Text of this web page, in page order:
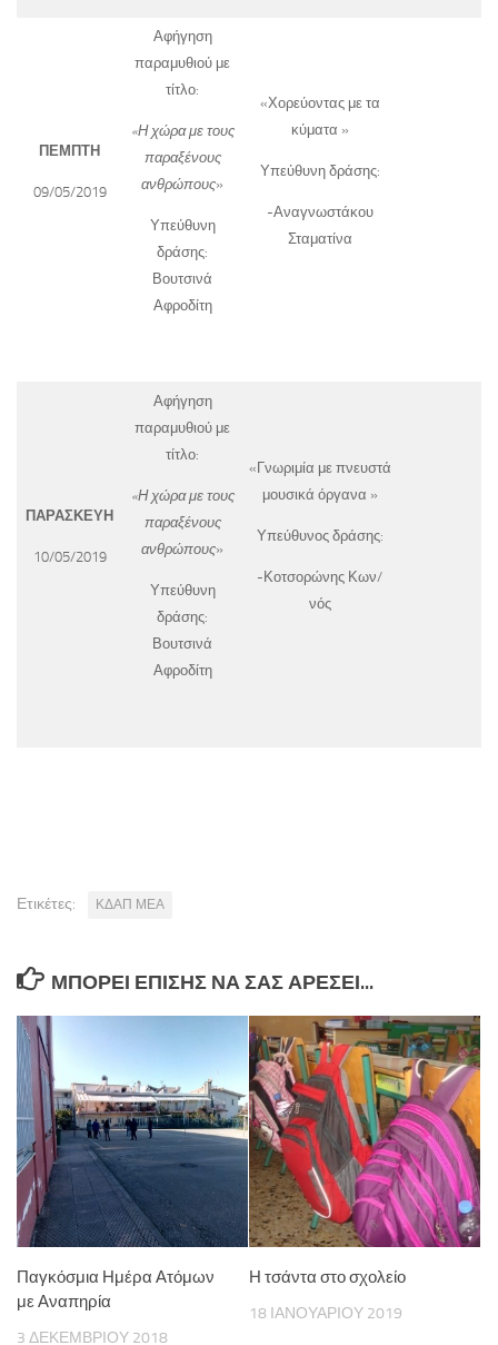
ΠΕΜΠΤΗ
09/05/2019
Αφήγηση
παραμυθιού με
τίτλο:
«Η χώρα με τους
παραξένους
ανθρώπους»
Υπεύθυνη
δράσης:
Βουτσινά
Αφροδίτη
«Χορεύοντας με τα
κύματα »
Υπεύθυνη δράσης:
-Αναγνωστάκου
Σταματίνα
ΠΑΡΑΣΚΕΥΗ
10/05/2019
Αφήγηση
παραμυθιού με
τίτλο:
«Η χώρα με τους
παραξένους
ανθρώπους»
Υπεύθυνη
δράσης:
Βουτσινά
Αφροδίτη
«Γνωριμία με πνευστά
μουσικά όργανα »
Υπεύθυνος δράσης:
-Κοτσορώνης Κων/
νός
Ετικέτες: ΚΔΑΠ ΜΕΑ
ΜΠΟΡΕΊ ΕΠΊΣΗΣ ΝΑ ΣΑΣ ΑΡΈΣΕΙ...
Παγκόσμια Ημέρα Ατόμων
με Αναπηρία
3 ΔΕΚΕΜΒΡΊΟΥ 2018
Η τσάντα στο σχολείο
18 ΙΑΝΟΥΑΡΊΟΥ 2019